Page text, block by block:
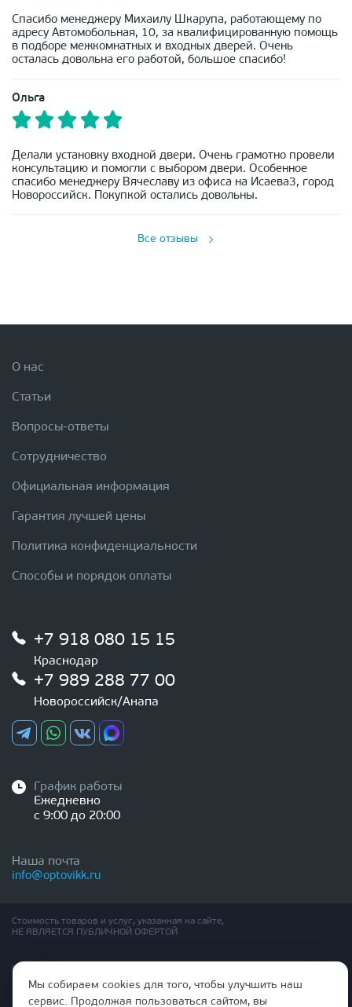
Спасибо менеджеру Михаилу Шкарупа, работающему по
адресу Автомобольная, 10, за квалифицированную помощь
в подборе межкомнатных и входных дверей. Очень
осталась довольна его работой, большое спасибо!
Ольга
Делали установку входной двери. Очень грамотно провели
консультацию и помогли с выбором двери. Особенное
спасибо менеджеру Вячеславу из офиса на Исаева3, город
Новороссийск. Покупкой остались довольны.
Все отзывы
О нас
Статьи
Вопросы-ответы
Сотрудничество
Официальная информация
Гарантия лучшей цены
Политика конфиденциальности
Способы и порядок оплаты
+7 918 080 15 15
Краснодар
+7 989 288 77 00
Новороссийск/Анапа
График работы
Ежедневно
с 9:00 до 20:00
Наша почта
info@optovikk.ru
Стоимость товаров и услуг, указанная на сайте,
НЕ ЯВЛЯЕТСЯ ПУБЛИЧНОЙ ОФЕРТОЙ
Правила эксплутации входных и межкомнатных дверей
Политика обработки персональных данных
Согласие на обработку персональных данных
Мы собираем cookies для того, чтобы улучшить наш
сервис. Продолжая пользоваться сайтом, вы